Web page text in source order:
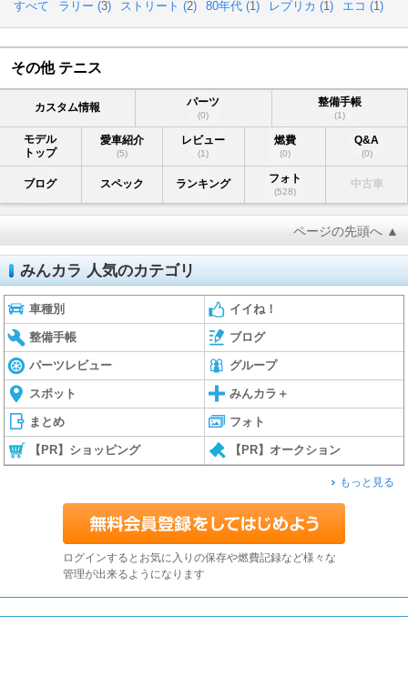
すべて ラリー (3) ストリート (2) 80年代 (1 ) レプリカ (1 ) エコ (1 )
その他 テニス
カスタム情報 パーツ
(0)
整備手帳
(1)
モデル
トップ
愛車紹介
(5)
レビュー
(1)
燃費
(0)
Q&A
(0)
ブログ スペック ランキング フォト
(528)
中古車
ページの先頭へ ▲
みんカラ 人気のカテゴリ
車種別 イイね！
整備手帳 ブログ
パーツレビュー グループ
スポット みんカラ＋
まとめ フォト
【PR】ショッピング 【PR】オークション
もっと見る
ログインするとお気に入りの保存や燃費記録など様々な
管理が出来るようになります